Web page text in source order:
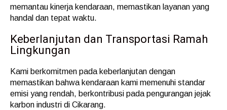
memantau kinerja kendaraan, memastikan layanan yang
handal dan tepat waktu.
Keberlanjutan dan Transportasi Ramah
Lingkungan
Kami berkomitmen pada keberlanjutan dengan
memastikan bahwa kendaraan kami memenuhi standar
emisi yang rendah, berkontribusi pada pengurangan jejak
karbon industri di Cikarang.